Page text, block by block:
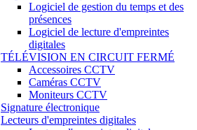
Logiciel de gestion du temps et des
présences
Logiciel de lecture d'empreintes
digitales
TÉLÉVISION EN CIRCUIT FERMÉ
Accessoires CCTV
Caméras CCTV
Moniteurs CCTV
Signature électronique
Lecteurs d'empreintes digitales